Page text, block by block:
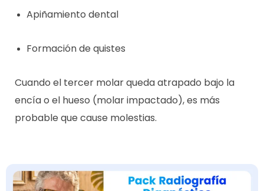
Apiñamiento dental
Formación de quistes
Cuando el tercer molar queda atrapado bajo la
encía o el hueso (molar impactado), es más
probable que cause molestias.